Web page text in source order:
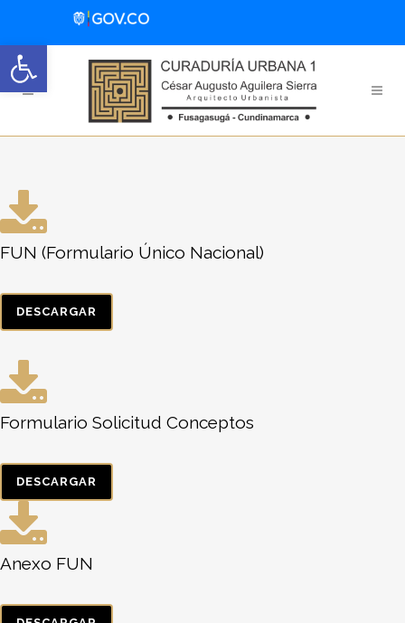
Abrir barra de herramientas
FUN (Formulario Único Nacional)
DESCARGAR
Formulario Solicitud Conceptos
DESCARGAR
Anexo FUN